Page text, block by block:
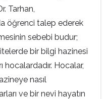
Tarhan,
öğrenci talep ederek
sebebi budur;
bir bilgi hazinesi
hocalardadır. Hocalar,
nasıl
ve bir nevi hayatın